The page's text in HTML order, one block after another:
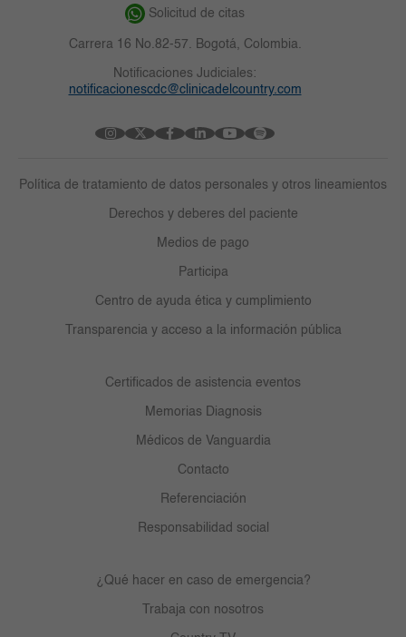
Solicitud de citas
Carrera 16 No.82-57. Bogotá, Colombia.
Notificaciones Judiciales:
notificacionescdc@clinicadelcountry.com
Política de tratamiento de datos personales y otros lineamientos
Derechos y deberes del paciente
Medios de pago
Participa
Centro de ayuda ética y cumplimiento
Transparencia y acceso a la información pública
Certificados de asistencia eventos
Memorias Diagnosis
Médicos de Vanguardia
Contacto
Referenciación
Responsabilidad social
¿Qué hacer en caso de emergencia?
Trabaja con nosotros